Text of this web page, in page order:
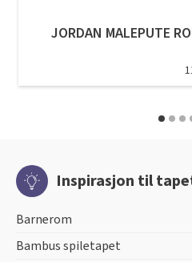
JORDAN MALEPUTE
Inspirasjon til
Barnerom
Bambus spiletapet